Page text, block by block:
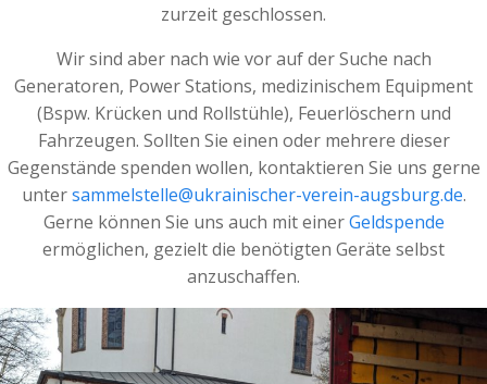
zurzeit geschlossen.
Wir sind aber nach wie vor auf der Suche nach
Generatoren, Power Stations, medizinischem Equipment
(Bspw. Krücken und Rollstühle), Feuerlöschern und
Fahrzeugen. Sollten Sie einen oder mehrere dieser
Gegenstände spenden wollen, kontaktieren Sie uns gerne
untersammelstelle@ukrainischer-verein-augsburg.de.
Gerne können Sie uns auch mit einerGeldspende
ermöglichen, gezielt die benötigten Geräte selbst
anzuschaffen.